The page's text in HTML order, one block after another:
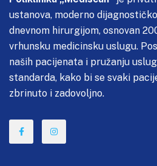
ustanova, moderno
dnevnom hirurgijom, osnovan
vrhunsku medicinsku uslugu.
naših pacijenata i pružanju
standarda, kako bi se svaki
zbrinuto i zadovoljno.